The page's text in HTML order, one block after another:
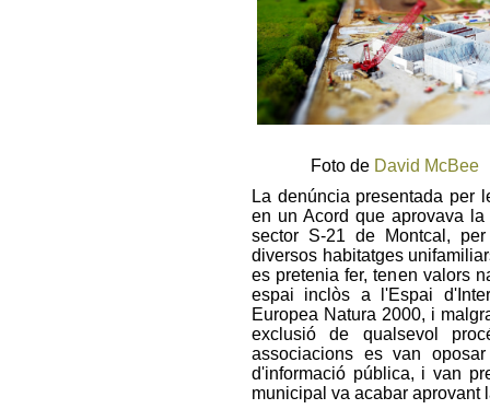
Foto de David McBee
La denúncia presentada per
en un Acord que aprovava
sector S-21 de Montcal,
diversos habitatges
es pretenia fer, tenen valors
espai inclòs a l'Espai
Europea Natura 2000, i
exclusió de qualsevol
associacions es van
d'informació pública, i van
municipal va acabar aprovant